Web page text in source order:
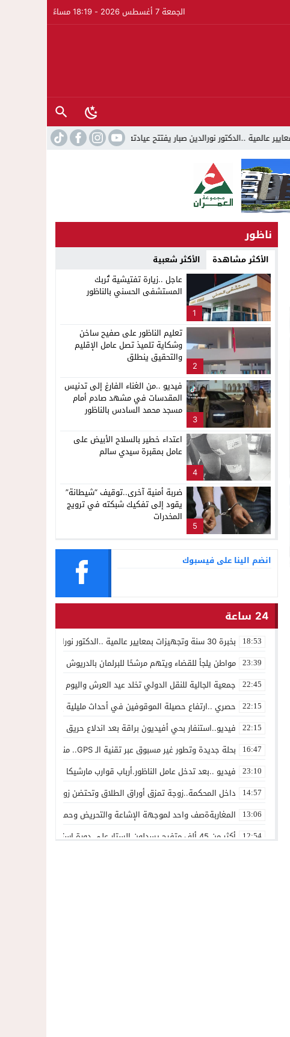
الجمعة 7 أغسطس 2026 - 18:19 مساءً
ناظور
الأكثر مشاهدة الأكثر شعبية
1
عاجل ..زيارة تفتيشية تُربك
المستشفى الحسني بالناظور
2
تعليم الناظور على صفيح ساخن
وشكاية تلميذ تصل عامل الإقليم
والتحقيق ينطلق
3
فيديو ..من الغناء الفارغ إلى تدنيس
المقدسات في مشهد صادم أمام
مسجد محمد السادس بالناظور
4
اعتداء خطير بالسلاح الأبيض على
عامل بمقبرة سيدي سالم
5
ضربة أمنية آخرى..توقيف “شيطانة”
يقود إلى تفكيك شبكته في ترويج
المخدرات
انضم الينا على فيسبوك
24 ساعة
18:53 بخبرة 30 سنة وتجهيزات بمعايير عالمية ..الدكتور نورالدين صبار يفتتح عيادته المتخصصة في جراحة العظام بالناظور
23:39 مواطن يلجأ للقضاء ويتهم مرشحًا للبرلمان بالدريوش بالاستيلاء على 22 مليون سنتيم
22:45 جمعية الجالية للنقل الدولي تخلد عيد العرش واليوم الوطني للمهاجر
22:15 حصري ..ارتفاع حصيلة الموقوفين في أحداث مليلية إلى 82 شخصًا وتحقيقات تقود إلى متابعات جنائية ثقيلة
22:15 فيديو..استنفار بحي أفيديون براقة بعد اندلاع حريق داخل ضيعة فلاحية
16:47 بحلة جديدة وتطور غير مسبوق عبر تقنية الـ GPS.. منصة “مرحباناظور” تعزز مكانتها كوجهة أولى لسكان إقليمي الناظور والدريوش
23:10 فيديو ..بعد تدخل عامل الناظور.أرباب قوارب مارشيكا يعلقون احتجاجهم
14:57 داخل المحكمة..زوجة تمزق أوراق الطلاق وتحتضن زوجها في لحظة
13:06 المغاربةةصف واحد لموجهة الإشاعة والتحريض وحملات التضليل
12:54 أكثر من 45 ألف متفرج يسدلون الستار على دورة استثنائية للمهرجان المتوسطي بالناظور